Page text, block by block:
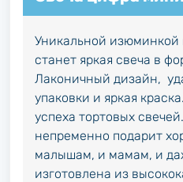
Уникальной изюминкой
станет яркая свеча в
Лаконичный дизайн,
упаковки и яркая
успеха тортовых
непременно подарит
малышам, и мамам, и
изготовлена из